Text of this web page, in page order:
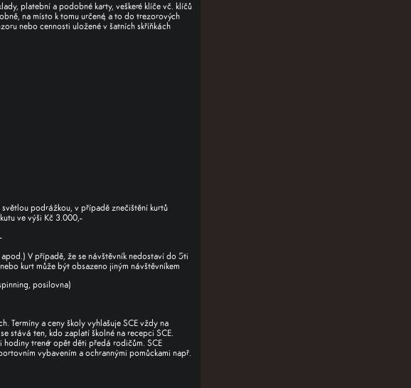
platební a podobné karty, veškeré klíče vč. klíčů
na místo k tomu určené, a to do trezorových
nebo cennosti uložené v šatních skříňkách
podrážkou, v případě znečištění kurtů
ve výši Kč 3.000,-
V případě, že se návštěvník nedostaví do 5ti
kurt může být obsazeno jiným návštěvníkem
posilovna)
Termíny a ceny školy vyhlašuje SCE vždy na
stává ten, kdo zaplatí školné na recepci SCE.
hodiny trenér opět děti předá rodičům. SCE
vybavením a ochrannými pomůckami např.